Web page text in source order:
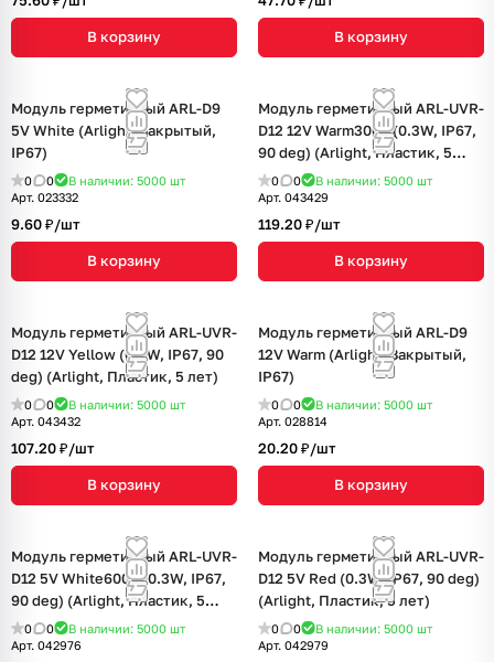
В корзину В корзину
Модуль герметичный ARL-D9
5V White (Arlight, Закрытый,
IP67)
0 0 В наличии: 5000 шт
Арт. 023332
9.60 ₽/шт
В корзину
Модуль герметичный ARL-UVR-
D12 12V Warm3000 (0.3W, IP67,
90 deg) (Arlight, Пластик, 5
лет)
0 0 В наличии: 5000 шт
Арт. 043429
119.20 ₽/шт
В корзину
Модуль герметичный ARL-UVR-
D12 12V Yellow (0.3W, IP67, 90
deg) (Arlight, Пластик, 5 лет)
0 0 В наличии: 5000 шт
Арт. 043432
107.20 ₽/шт
В корзину
Модуль герметичный ARL-D9
12V Warm (Arlight, Закрытый,
IP67)
0 0 В наличии: 5000 шт
Арт. 028814
20.20 ₽/шт
В корзину
Модуль герметичный ARL-UVR-
D12 5V White6000 (0.3W, IP67,
90 deg) (Arlight, Пластик, 5
лет)
0 0 В наличии: 5000 шт
Арт. 042976
Модуль герметичный ARL-UVR-
D12 5V Red (0.3W, IP67, 90 deg)
(Arlight, Пластик, 5 лет)
0 0 В наличии: 5000 шт
Арт. 042979